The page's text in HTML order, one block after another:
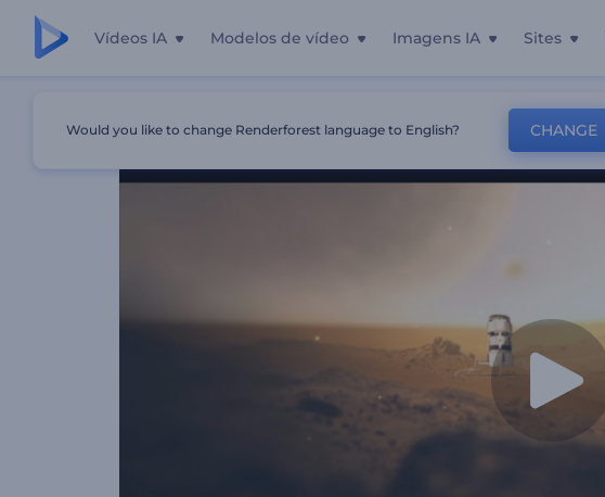
Vídeos IA Modelos de vídeo Imagens IA Sites
Would you like to change Renderforest language to English? CHANGE